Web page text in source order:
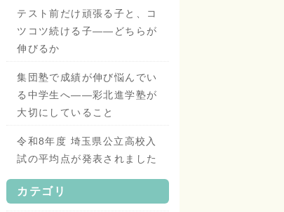
テスト前だけ頑張る子と、コ
ツコツ続ける子——どちらが
伸びるか
集団塾で成績が伸び悩んでい
る中学生へ——彩北進学塾が
大切にしていること
令和8年度 埼玉県公立高校入
試の平均点が発表されました
カテゴリ